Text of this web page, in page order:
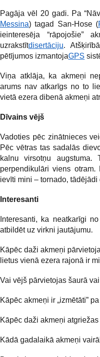
Pagāja vēl 20 gadi. Pa
Messina) tagad San-Hose (
ieinteresēja “rāpojošie”
uzrakstītdisertāciju.
pētījumos izmantojaGPS
Viņa atklāja, ka akmeņi
arums nav atkarīgs no to
vietā ezera dibenā akmeņi
Dīvains vējš
Vadoties pēc zinātnieces
Pēc vētras tas sadalās
kalnu virsotņu augstuma.
perpendikulāri viens
ievīti mini – tornado,
Interesanti
Interesanti, ka neatkarīgi
atbildēt uz virkni jautājumu.
Kāpēc daži akmeņi
lietus vienā ezera rajonā ir
Vai vējš pārvietojas šaurā
Kāpēc akmeņi ir „izmētāti”
Kāpēc daži akmeņi
Kādā gadalaikā akmeņi